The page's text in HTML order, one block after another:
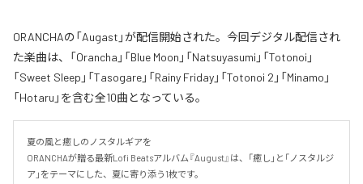
ORANCHAの「Augast」が配信開始された。今回デジタル配信され
た楽曲は、「Orancha」「Blue Moon」「Natsuyasumi」「Totonoi」
「Sweet Sleep」「Tasogare」「Rainy Friday」「Totonoi 2」「Minamo」
「Hotaru」を含む全10曲となっている。
夏の風と癒しのノスタルギアを
ORANCHAが贈る最新Lofi Beatsアルバム『August』は、「癒し」と「ノスタルジ
ア」をテーマにした、夏に寄り添う1枚です。